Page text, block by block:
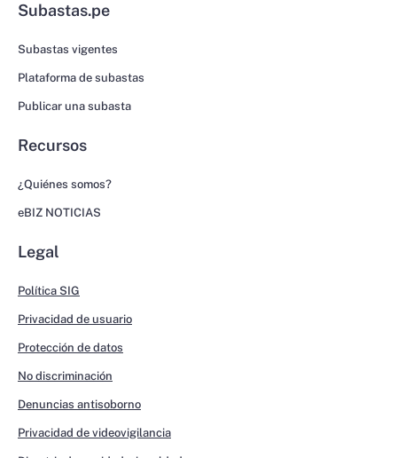
Subastas.pe
Subastas vigentes
Plataforma de subastas
Publicar una subasta
Recursos
¿Quiénes somos?
eBIZ NOTICIAS
Legal
Política SIG
Privacidad de usuario
Protección de datos
No discriminación
Denuncias antisoborno
Privacidad de videovigilancia